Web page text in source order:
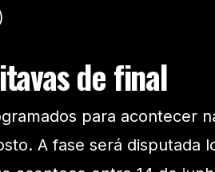
de final
para acontecer
A fase será disputada